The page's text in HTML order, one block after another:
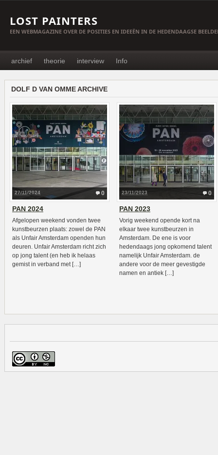
LOST PAINTERS
EEN WEBMAGAZINE OVER DE POSITIES EN IDEEËN IN DE HEDENDAAGSE
archief theorie interview Info
DOLF D VAN OMME ARCHIVE
0
27/11/2024
PAN 2024
Afgelopen weekend vonden twee
kunstbeurzen plaats: zowel de PAN
als Unfair Amsterdam openden hun
deuren. Unfair Amsterdam richt zich
op jong talent (en heb ik helaas
gemist in verband met […]
0
23/11/2023
PAN 2023
Vorig weekend opende kort na
elkaar twee kunstbeurzen in
Amsterdam. De ene is voor
hedendaags jong opkomend talent
namelijk Unfair Amsterdam. de
andere voor de meer gevestigde
namen en antiek […]